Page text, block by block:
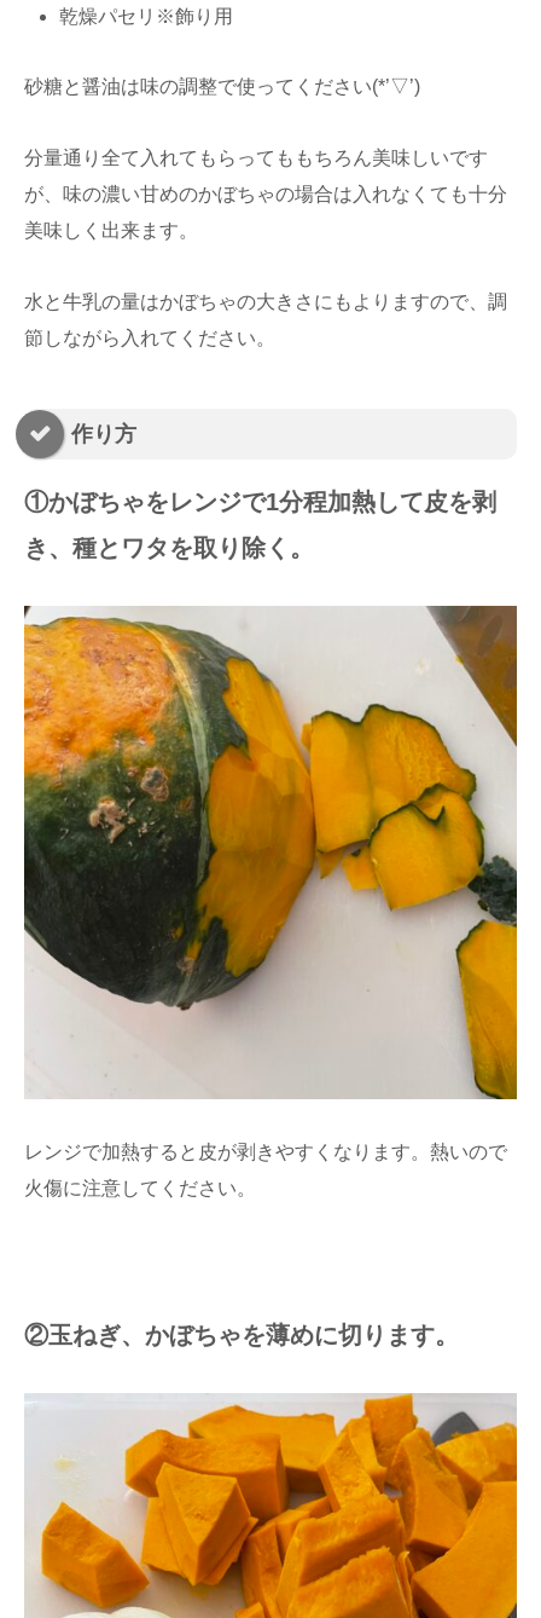
乾燥パセリ※飾り用
砂糖と醤油は味の調整で使ってください(*’▽’)
分量通り全て入れてもらってももちろん美味しいです
が、味の濃い甘めのかぼちゃの場合は入れなくても十分
美味しく出来ます。
水と牛乳の量はかぼちゃの大きさにもよりますので、調
節しながら入れてください。
作り方
①かぼちゃをレンジで1分程加熱して皮を剥
き、種とワタを取り除く。
レンジで加熱すると皮が剥きやすくなります。熱いので
火傷に注意してください。
②玉ねぎ、かぼちゃを薄めに切ります。